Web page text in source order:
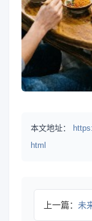
本文地址：
html
上一篇： 未来